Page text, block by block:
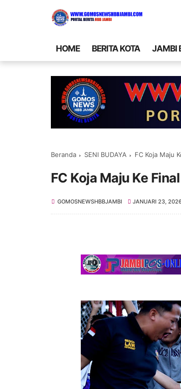
HOME BERITA KOTA JAMBI
Beranda SENI BUDAYA FC Koja Maju
FC Koja Maju Ke
GOMOSNEWSHBBJAMBI JANUARI 23,